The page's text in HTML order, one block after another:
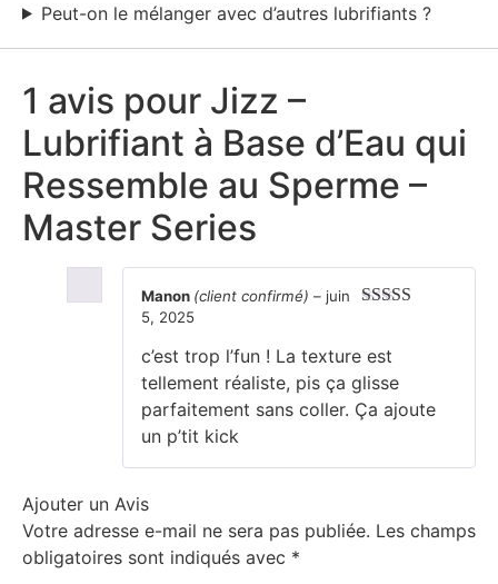
Peut-on le mélanger avec d’autres lubrifiants ?
1 avis pour Jizz –
Lubrifiant à Base d’Eau qui
Ressemble au Sperme –
Master Series
Manon (client confirmé) – juin
5, 2025
c’est trop l’fun ! La texture est
tellement réaliste, pis ça glisse
parfaitement sans coller. Ça ajoute
un p’tit kick
Ajouter un Avis
Votre adresse e-mail ne sera pas publiée. Les champs
obligatoires sont indiqués avec *